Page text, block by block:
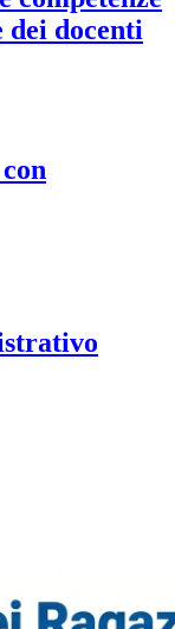
dei docenti